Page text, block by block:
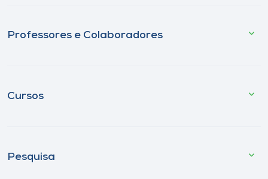
Professores e Colaboradores
Cursos
Pesquisa